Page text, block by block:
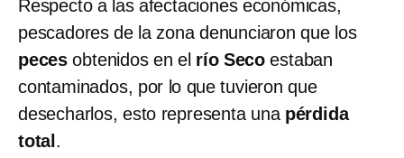
Respecto a las afectaciones económicas,
pescadores de la zona denunciaron que los
pecesobtenidos en el río Seco estaban
contaminados, por lo que tuvieron que
desecharlos, esto representa una pérdida
total .